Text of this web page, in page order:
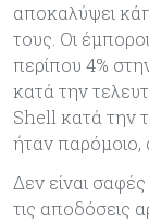
αποκαλύψει
τους. Οι
περίπου 4%
κατά την
Shell κατά την
ήταν παρόμοιο,
Δεν είναι
τις αποδόσεις